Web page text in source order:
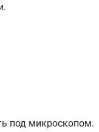
под микроскопом.